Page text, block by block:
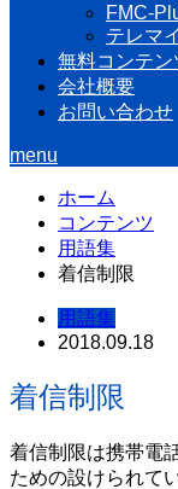
FMC-
テレマ
無料コンテン
会社概要
お問い合わせ
menu
ホーム
コンテンツ
用語集
着信制限
用語集
2018.09.18
着信制限
着信制限は携帯電
ための設けられて